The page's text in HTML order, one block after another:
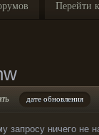
Перейти
дате обновления
запросу ничего не